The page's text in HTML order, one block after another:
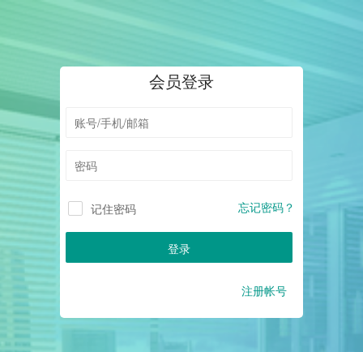
会员登录
记住密码 忘记密码？
登录
注册帐号